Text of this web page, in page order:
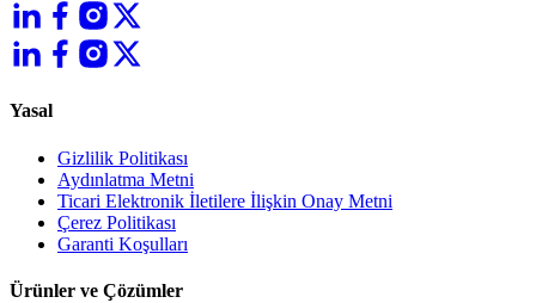
Yasal
Gizlilik Politikası
Aydınlatma Metni
Ticari Elektronik İletilere İlişkin Onay Metni
Çerez Politikası
Garanti Koşulları
Ürünler ve Çözümler